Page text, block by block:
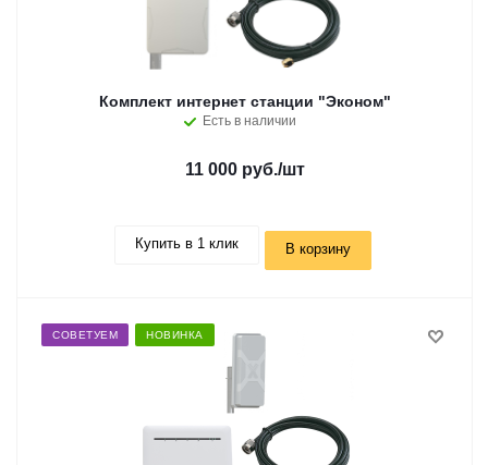
Комплект интернет станции "Эконом"
Есть в наличии
11 000 руб./шт
Купить в 1 клик В корзину
СОВЕТУЕМ НОВИНКА